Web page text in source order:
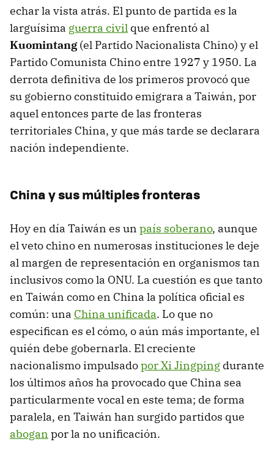
echar la vista atrás. El punto de partida es la
larguísima guerra civil que enfrentó al
Kuomintang(el Partido Nacionalista Chino) y el
Partido Comunista Chino entre 1927 y 1950. La
derrota definitiva de los primeros provocó que
su gobierno constituido emigrara a Taiwán, por
aquel entonces parte de las fronteras
territoriales China, y que más tarde se declarara
nación independiente.
China y sus múltiples fronteras
Hoy en día Taiwán es un país soberano, aunque
el veto chino en numerosas instituciones le deje
al margen de representación en organismos tan
inclusivos como la ONU. La cuestión es que tanto
en Taiwán como en China la política oficial es
común: una China unificada. Lo que no
especifican es el cómo, o aún más importante, el
quién debe gobernarla. El creciente
nacionalismo impulsadopor Xi Jingping durante
los últimos años ha provocado que China sea
particularmente vocal en este tema; de forma
paralela, en Taiwán han surgido partidos que
abogan por la no unificación.